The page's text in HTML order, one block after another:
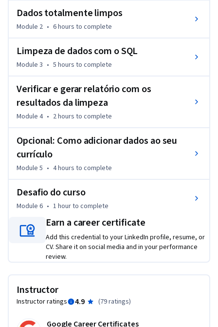
tarefas comuns de analistas de dados com as melhores
ferramentas e recursos.
poderão se candidatar a empregos de nível inicial para
analista de dados. Nenhuma experiência anterior é
Veja do que você será capaz ao final deste curso:
bancos de dados.
os dados.
limpeza de dados.
Dados totalmente limpos
Module 2 • 6 hours to complete
Limpeza de dados com o SQL
Module 3 • 5 hours to complete
Verificar e gerar relatório com os
resultados da limpeza
Module 4 • 2 hours to complete
Opcional: Como adicionar dados ao seu
currículo
Module 5 • 4 hours to complete
Desafio do curso
Module 6 • 1 hourto complete
Earn a career certificate
Add this credential to your LinkedIn profile, resume, or
CV. Share it on social media and in your performance
review.
Instructor
Instructor ratings 4.9 (79 ratings)
Google Career Certificates